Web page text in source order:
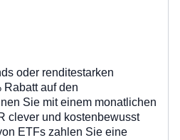
oder renditestarken
Rabatt auf den
Sie mit einem monatlichen
clever und kostenbewusst
ETFs zahlen Sie eine